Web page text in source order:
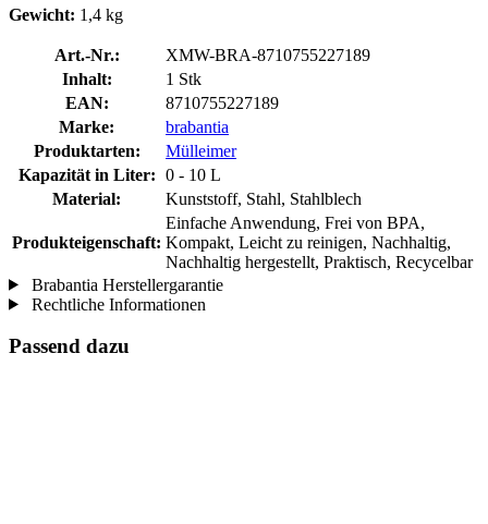
Gewicht: 1,4 kg
Art.-Nr.:
XMW-BRA-8710755227189
Inhalt:
1 Stk
EAN:
8710755227189
Marke:
brabantia
Produktarten:
Mülleimer
Kapazität in Liter: 0 - 10 L
Material:
Kunststoff, Stahl, Stahlblech
Produkteigenschaft:
Einfache Anwendung, Frei von BPA,
Kompakt, Leicht zu reinigen, Nachhaltig,
Nachhaltig hergestellt, Praktisch, Recycelbar
Brabantia Herstellergarantie
Rechtliche Informationen
Passend dazu